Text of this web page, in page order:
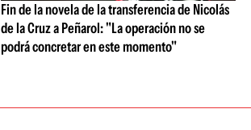
Fin de la novela de la transferencia de Nicolás
de la Cruz a Peñarol: "La operación no se
podrá concretar en este momento"